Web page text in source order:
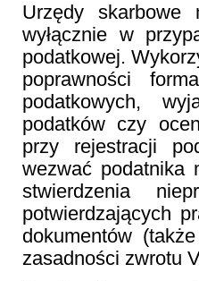
Urzędy skarbowe
wyłącznie w
podatkowej.
poprawności
podatkowych,
podatków czy
przy rejestracji
wezwać podatnika
stwierdzenia
potwierdzających
dokumentów
zasadności zwrotu